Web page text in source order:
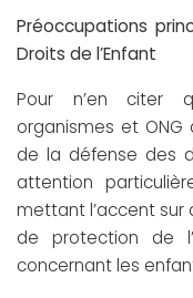
Préoccupations
Droits de l’Enfant
Pour n’en citer
organismes et ONG
de la défense des
attention
mettant l’accent
de protection de
concernant les